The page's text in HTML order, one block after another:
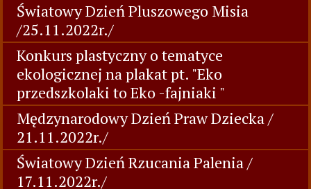
Światowy Dzień Pluszowego Misia
/25.11.2022r./
Konkurs plastyczny o tematyce
ekologicznej na plakat pt. "Eko
przedszkolaki to Eko -fajniaki "
Mędzynarodowy Dzień Praw Dziecka /
21.11.2022r./
Światowy Dzień Rzucania Palenia /
17.11.2022r./